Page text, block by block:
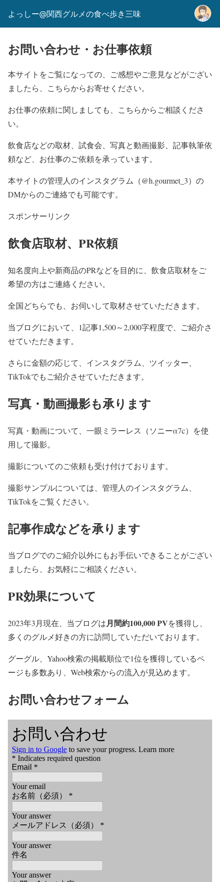
よっしー@関西グルメの食べ歩き三味
お問い合わせ・お仕事依頼
本サイトをご覧になっての、ご感想やご意見などがござい
ましたら、こちらからお寄せください。
お仕事の依頼に関しましても、こちらからご相談くださ
い。
飲食店などの取材、試食会、写真と動画撮影、記事執筆依
頼など、お仕事のご依頼を承っています。
本サイトの管理人のインスタグラム（@h.gourmet_3）の
DMからのご連絡でも可能です。
スポンサーリンク
飲食店取材、PR依頼
知名度向上や新商品のPRなどを目的に、飲食店取材をご
希望の方はご連絡ください。
全国どちらでも、お伺いして取材させていただきます。
当ブログにおいて、1記事1,500～2,000字程度で、ご紹介さ
せていただきます。
さらに金額の応じて、インスタグラム、ツイッター、
TikTokでもご紹介させていただきます。
写真・動画撮影も承ります
写真・動画について、一眼ミラーレス（ソニーα7c）を使
用して撮影。
撮影についてのご依頼も受け付けております。
撮影サンプルについては、管理人のインスタグラム、
TikTokをご覧ください。
記事作成などを承ります
当ブログでのご紹介以外にもお手伝いできることがござい
ましたら、お気軽にご相談ください。
PR効果について
2023年3月現在、当ブログは月間約100,000 PVを獲得し、
多くのグルメ好きの方に訪問していただいております。
グーグル、Yahoo検索の掲載順位で1位を獲得しているペ
ージも多数あり、Web検索からの流入が見込めます。
お問い合わせフォーム